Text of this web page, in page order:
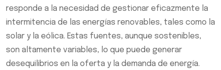
responde a la necesidad de gestionar eficazmente la
intermitencia de las energías renovables, tales como la
solar y la eólica. Estas fuentes, aunque sostenibles,
son altamente variables, lo que puede generar
desequilibrios en la oferta y la demanda de energía.